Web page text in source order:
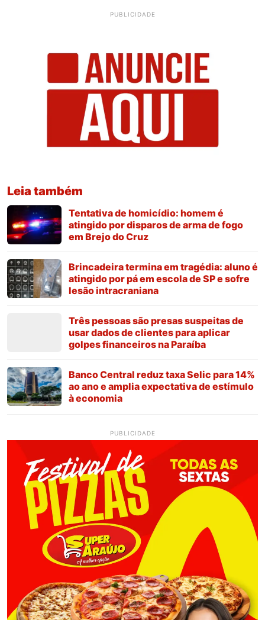
PUBLICIDADE
Leia também
Tentativa de homicídio: homem é
atingido por disparos de arma de fogo
em Brejo do Cruz
Brincadeira termina em tragédia: aluno é
atingido por pá em escola de SP e sofre
lesão intracraniana
Três pessoas são presas suspeitas de
usar dados de clientes para aplicar
golpes financeiros na Paraíba
Banco Central reduz taxa Selic para 14%
ao ano e amplia expectativa de estímulo
à economia
PUBLICIDADE